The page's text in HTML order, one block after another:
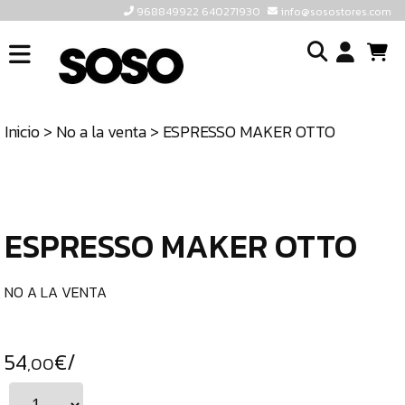
968849922 640271930 info@sosostores.com
INICIO
TIENDA
640271930
Inicio> No a la venta> ESPRESSO MAKER OTTO
ESPRESSO MAKER OTTO
NO A LA VENTA
54,00€/